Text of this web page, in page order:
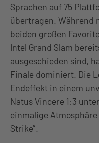
Sprachen auf 75
übertragen. Während
beiden großen
Intel Grand Slam
ausgeschieden sind,
Finale dominiert. Die
Endeffekt in einem
Natus Vincere 1:3
einmalige
Strike”.